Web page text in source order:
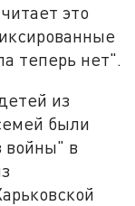
это
теперь нет".
из
были
войны" в